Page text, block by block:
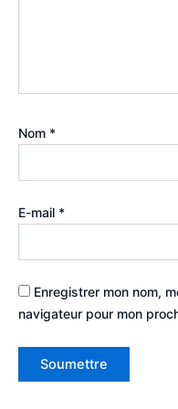
Nom *
E-mail *
Enregistrer mon nom,
navigateur pour mon